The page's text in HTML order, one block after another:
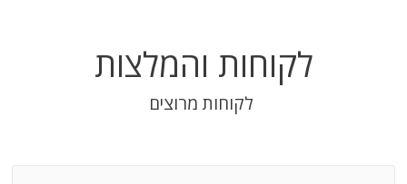
לקוחות והמלצות
לקוחות מרוצים